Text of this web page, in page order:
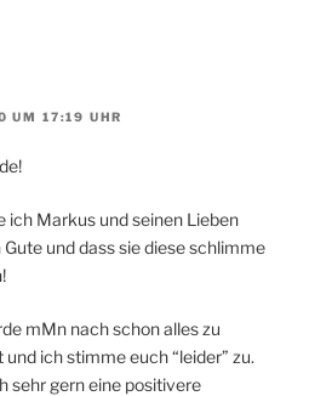
UM 17:19 UHR
ich Markus und seinen Lieben
und dass sie diese schlimme
mMn nach schon alles zu
und ich stimme euch “leider” zu.
sehr gern eine positivere